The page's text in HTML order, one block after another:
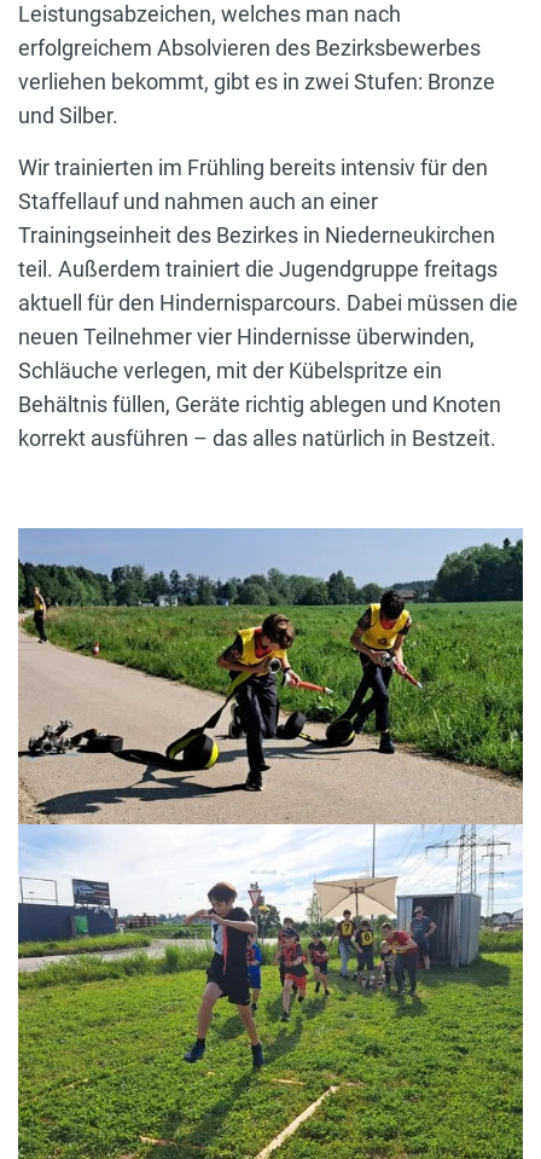
Leistungsabzeichen, welches man nach
erfolgreichem Absolvieren des Bezirksbewerbes
verliehen bekommt, gibt es in zwei Stufen: Bronze
und Silber.
Wir trainierten im Frühling bereits intensiv für den
Staffellauf und nahmen auch an einer
Trainingseinheit des Bezirkes in Niederneukirchen
teil. Außerdem trainiert die Jugendgruppe freitags
aktuell für den Hindernisparcours. Dabei müssen die
neuen Teilnehmer vier Hindernisse überwinden,
Schläuche verlegen, mit der Kübelspritze ein
Behältnis füllen, Geräte richtig ablegen und Knoten
korrekt ausführen – das alles natürlich in Bestzeit.